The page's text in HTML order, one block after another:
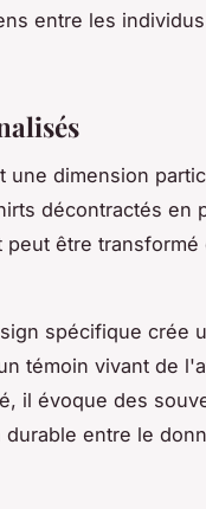
entre les
une dimension
décontractés en
être transformé
spécifique crée
témoin vivant de
il évoque des
entre le